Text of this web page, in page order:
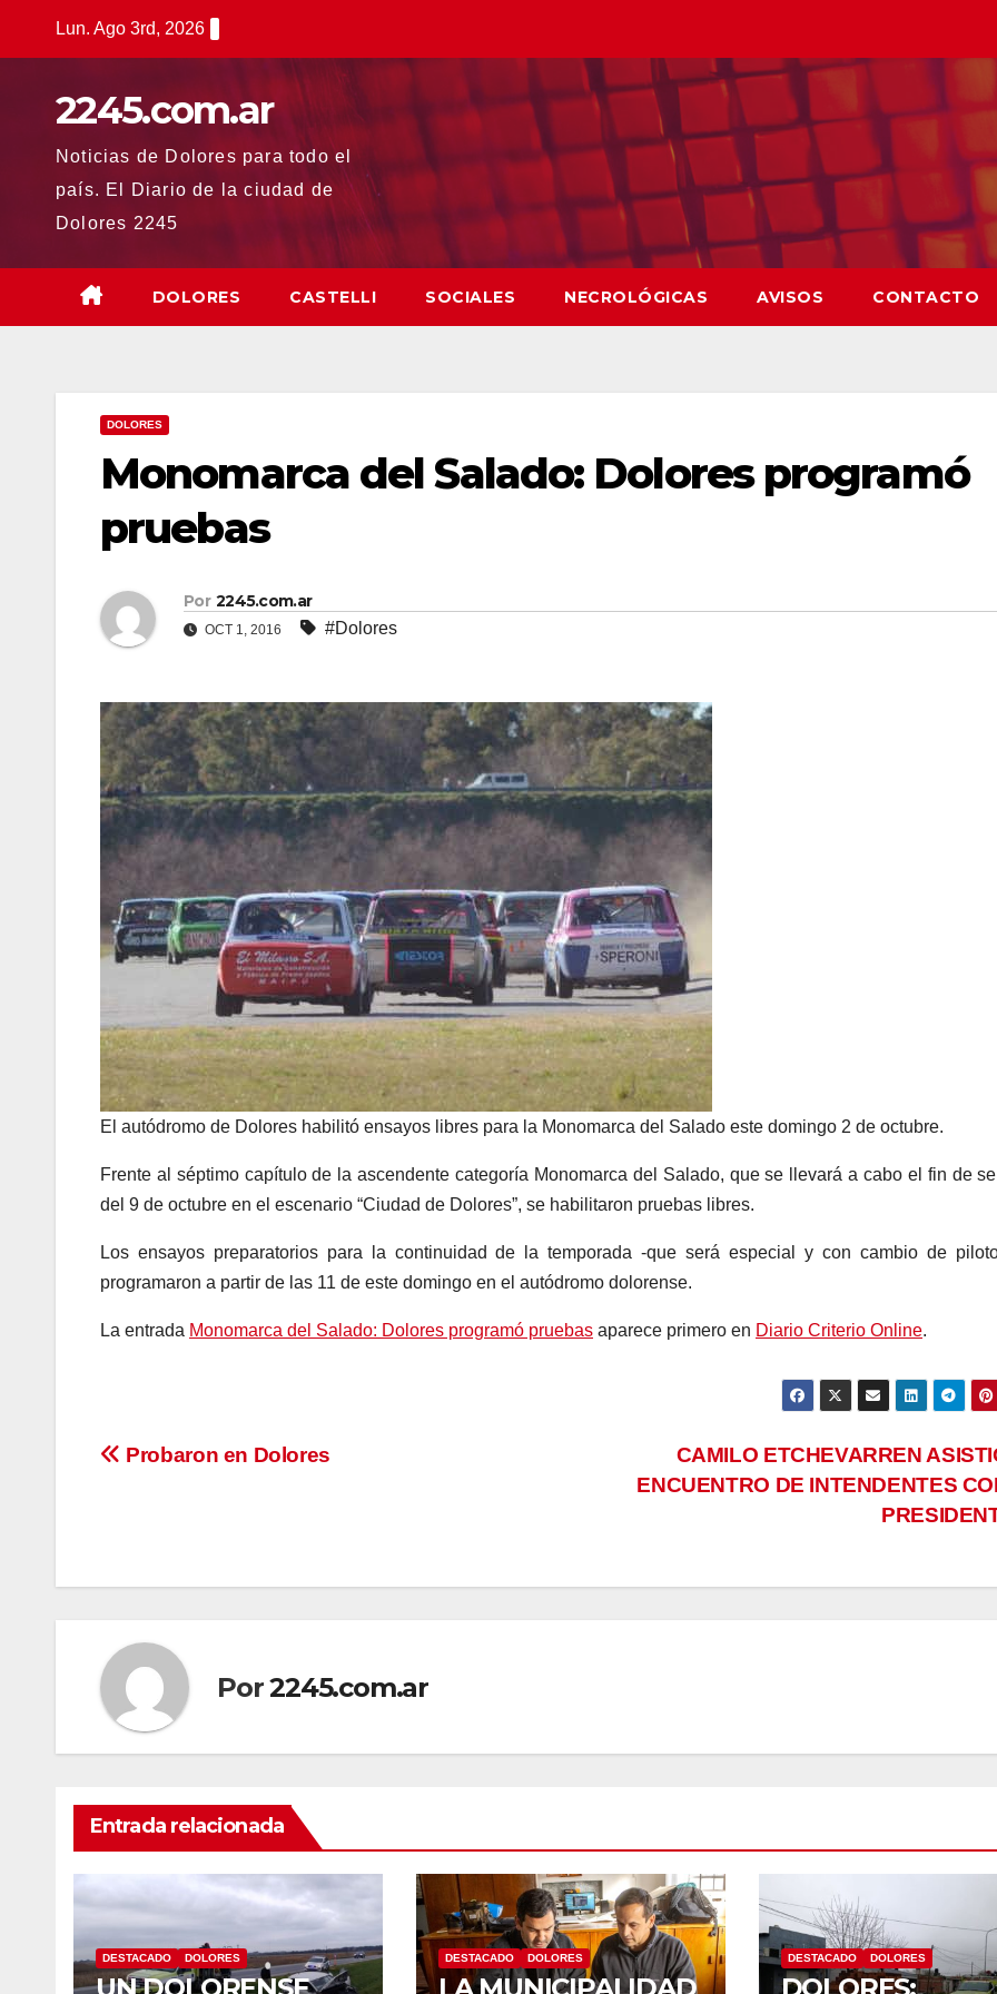
Lun. Ago 3rd, 2026
2245.com.ar
Noticias de Dolores para todo el
país. El Diario de la ciudad de
Dolores 2245
DOLORES CASTELLI SOCIALES NECROLÓGICAS AVISOS CONTACTO
DOLORES
Monomarca del Salado: Dolores programó
pruebas
Por 2245.com.ar
OCT 1, 2016 #Dolores
El autódromo de Dolores habilitó ensayos libres para la Monomarca del Salado este domingo 2 de octubre.
Frente al séptimo capítulo de la ascendente categoría Monomarca del Salado, que se llevará a cabo el fin de
del 9 de octubre en el escenario “Ciudad de Dolores”, se habilitaron pruebas libres.
Los ensayos preparatorios para la continuidad de la temporada -que será especial y con cambio de
programaron a partir de las 11 de este domingo en el autódromo dolorense.
La entrada Monomarca del Salado: Dolores programó pruebas aparece primero en Diario Criterio Online.
Navegación
CAMILO ETCHEVARREN
ENCUENTRO DE INTENDENTES
Probaron en Dolores
Por2245.com.ar
Entrada relacionada
DESTACADO DOLORES DESTACADO DOLORES DESTACADO DOLORES